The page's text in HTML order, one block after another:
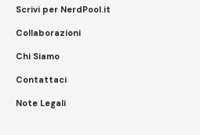
Scrivi per NerdPool.it
Collaborazioni
Chi Siamo
Contattaci
Note Legali